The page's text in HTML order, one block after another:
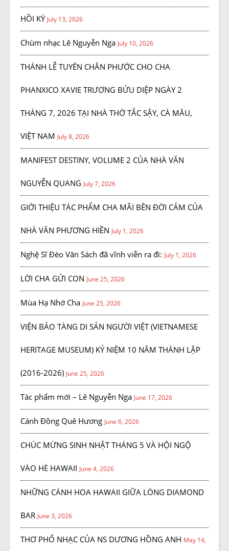
HỒI KÝ July 13, 2026
Chùm nhạc Lê Nguyễn Nga July 10, 2026
THÁNH LỄ TUYÊN CHÂN PHƯỚC CHO CHA
PHANXICO XAVIE TRƯƠNG BỬU DIỆP NGÀY 2
THÁNG 7, 2026 TẠI NHÀ THỜ TẮC SẬY, CÀ MÂU,
VIỆT NAM July 8, 2026
MANIFEST DESTINY, VOLUME 2 CỦA NHÀ VĂN
NGUYỄN QUANG July 7, 2026
GIỚI THIỆU TÁC PHẨM CHA MÃI BÊN ĐỜI CẢM CỦA
NHÀ VĂN PHƯƠNG HIỀN July 1, 2026
Nghệ Sĩ Đèo Văn Sách đã vĩnh viễn ra đi: July 1, 2026
LỜI CHA GỬI CON June 25, 2026
Mùa Hạ Nhớ Cha June 25, 2026
VIỆN BẢO TÀNG DI SẢN NGƯỜI VIỆT (VIETNAMESE
HERITAGE MUSEUM) KỶ NIỆM 10 NĂM THÀNH LẬP
(2016-2026) June 25, 2026
Tác phẩm mới – Lê Nguyễn Nga June 17, 2026
Cánh Đồng Quê Hương June 6, 2026
CHÚC MỪNG SINH NHẬT THÁNG 5 VÀ HỘI NGỘ
VÀO HÈ HAWAII June 4, 2026
NHỮNG CÁNH HOA HAWAII GIỮA LÒNG DIAMOND
BAR June 3, 2026
THƠ PHỔ NHẠC CỦA NS DƯƠNG HỒNG ANH May 14,